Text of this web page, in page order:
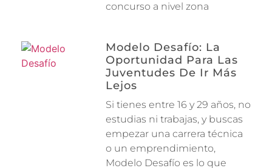
concurso a nivel zona
Modelo Desafío: La
Oportunidad Para Las
Juventudes De Ir Más
Lejos
Si tienes entre 16 y 29 años, no
estudias ni trabajas, y buscas
empezar una carrera técnica
o un emprendimiento,
Modelo Desafío es lo que